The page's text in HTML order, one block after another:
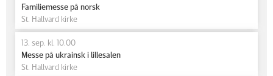
Familiemesse på norsk
St. Hallvard kirke
13. sep. kl. 10.00
Messe på ukrainsk i lillesalen
St. Hallvard kirke